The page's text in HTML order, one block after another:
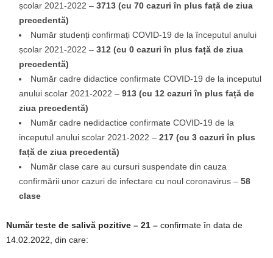
școlar 2021-2022 – 3713 (cu 70 cazuri în plus față de ziua
precedentă)
Număr studenți confirmați COVID-19 de la începutul anului
școlar 2021-2022 – 312 (cu 0 cazuri în plus față de ziua
precedentă)
Număr cadre didactice confirmate COVID-19 de la inceputul
anului scolar 2021-2022 – 913 (cu 12 cazuri în plus față de
ziua precedentă)
Număr cadre nedidactice confirmate COVID-19 de la
inceputul anului scolar 2021-2022 – 217 (cu 3 cazuri în plus
față de ziua precedentă)
Număr clase care au cursuri suspendate din cauza
confirmării unor cazuri de infectare cu noul coronavirus – 58
clase
Număr teste de salivă pozitive – 21 – confirmate în data de
14.02.2022, din care: